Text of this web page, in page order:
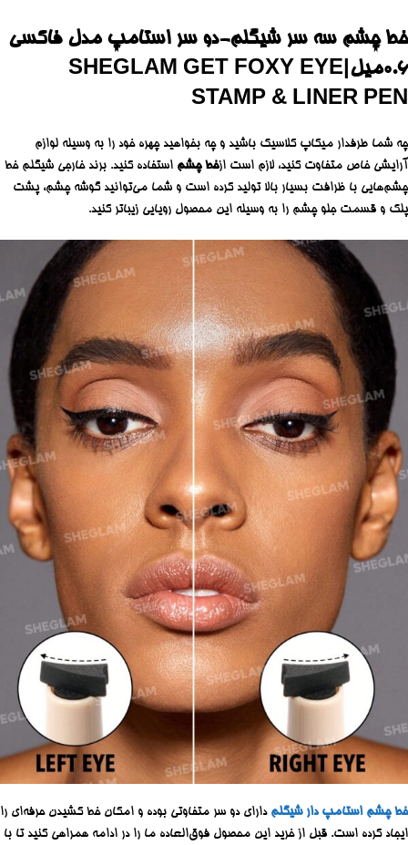
خط چشم سه سر شیگلم-دو سر استامپ مدل فاکسی
۰.۶میل|SHEGLAM GET FOXY EYE
STAMP & LINER PEN
چه شما طرفدار میکاپ کلاسیک باشید و چه بخواهید چهره خود را به وسیله لوازم
آرایشی خاص متفاوت کنید، لازم است ازخطچشم استفاده کنید. برند خارجی شیگلم خط
چشم‌هایی با ظرافت بسیار بالا تولید کرده است و شما می‌توانید گوشه چشم، پشت
پلک و قسمت جلو چشم را به وسیله این محصول رویایی زیباتر کنید.
خط چشم استامپ دار شیگلم دارای دو سر متفاوتی بوده و امکان خط کشیدن حرفه‌ای را
ایجاد کرده است. قبل از خرید این محصول فوق‌العاده ما را در ادامه همراهی کنید تا با